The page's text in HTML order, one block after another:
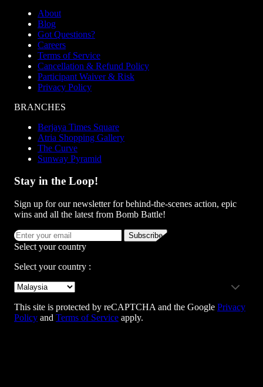
About
Blog
Got Questions?
Careers
Terms of Service
Cancellation & Refund Policy
Participant Waiver & Risk
Privacy Policy
BRANCHES
Berjaya Times Square
Atria Shopping Gallery
The Curve
Sunway Pyramid
Stay in the Loop!
Sign up for our newsletter for behind-the-scenes action, epic
wins and all the latest from Bomb Battle!
Subscribe
Select your country
Select your country :
This site is protected by reCAPTCHA and the Google Privacy
Policy and Terms of Service apply.